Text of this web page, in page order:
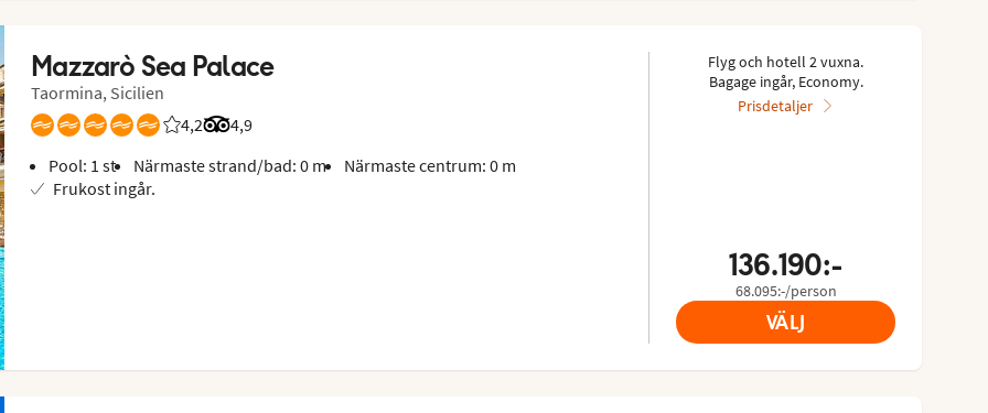
Mazzarò Sea Palace
Taormina, Sicilien
4,2
Betyg från Vings gäster: 4.2/5
4,9
Betyg från Tripadvisor: 4.9 of 5
Pool: 1 st
Närmaste strand/bad: 0 m
Närmaste centrum: 0 m
Frukost ingår.
Flyg och hotell 2 vuxna.
Bagage ingår, Economy.
Prisdetaljer
136.190:-
68.095:-/person
VÄLJ